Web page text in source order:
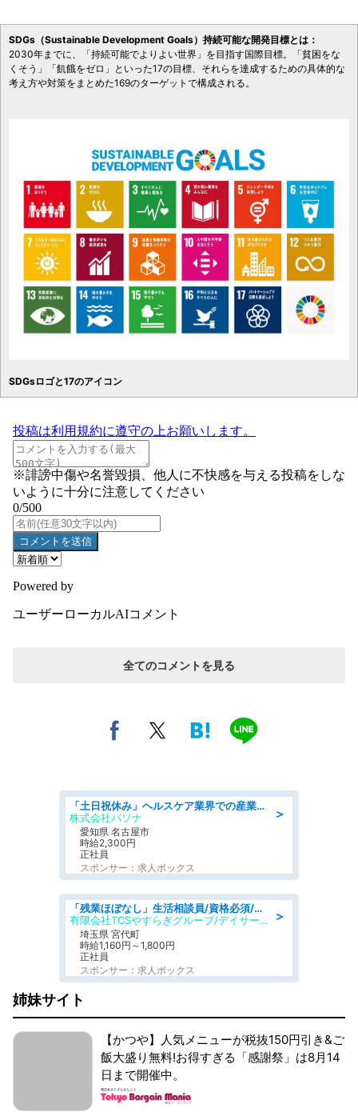
SDGs（Sustainable Development Goals）持続可能な開発目標とは：
2030年までに、「持続可能でよりよい世界」を目指す国際目標。「貧困をな
くそう」「飢餓をゼロ」といった17の目標、それらを達成するための具体的な
考え方や対策をまとめた169のターゲットで構成される。
SDGsロゴと17のアイコン
全てのコメントを見る
＞
「土日祝休み」ヘルスケア業界での産業保健師業務/看護師/高時給/未経験OK/要資格:正看護師
株式会社パソナ
愛知県 名古屋市
時給2,300円
正社員
スポンサー：求人ボックス
＞
「残業ほぼなし」生活相談員/資格必須/正職員/日勤のみ/デイサービス
有限会社TCSやすらぎグループ/デイサービスやすらぎ
埼玉県 宮代町
時給1,160円～1,800円
正社員
スポンサー：求人ボックス
姉妹サイト
【かつや】人気メニューが税抜150円引き&ご
飯大盛り無料!お得すぎる「感謝祭」は8月14
日まで開催中。